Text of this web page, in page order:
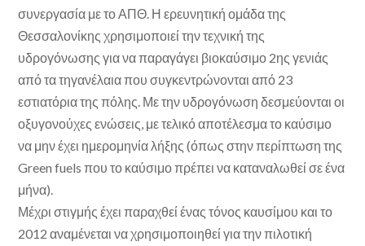
συνεργασία με το ΑΠΘ. Η ερευνητική ομάδα της
Θεσσαλονίκης χρησιμοποιεί την τεχνική της
υδρογόνωσης για να παραγάγει βιοκαύσιμο 2ης γενιάς
από τα τηγανέλαια που συγκεντρώνονται από 23
εστιατόρια της πόλης. Με την υδρογόνωση δεσμεύονται οι
οξυγονούχες ενώσεις, με τελικό αποτέλεσμα το καύσιμο
να μην έχει ημερομηνία λήξης (όπως στην περίπτωση της
Green fuels που το καύσιμο πρέπει να καταναλωθεί σε ένα
μήνα).
Μέχρι στιγμής έχει παραχθεί ένας τόνος καυσίμου και το
2012 αναμένεται να χρησιμοποιηθεί για την πιλοτική